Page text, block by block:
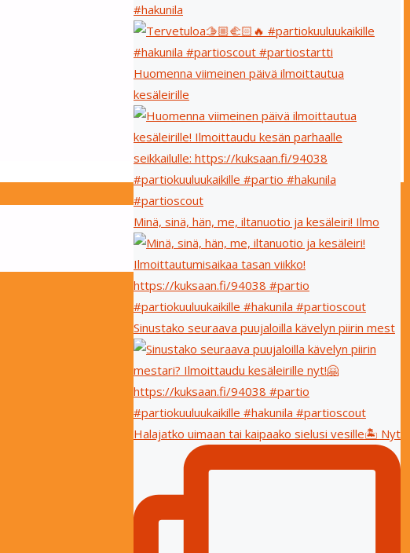
#hakunila
Huomenna viimeinen päivä ilmoittautua
kesäleirille
Minä, sinä, hän, me, iltanuotio ja kesäleiri! Ilmo
Sinustako seuraava puujaloilla kävelyn piirin mest
Halajatko uimaan tai kaipaako sielusi vesille🏝 Nyt